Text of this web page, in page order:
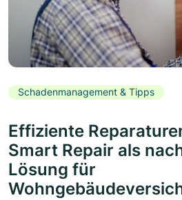
Schadenmanagement & Tipps
Effiziente
Smart Repair als
Lösung für